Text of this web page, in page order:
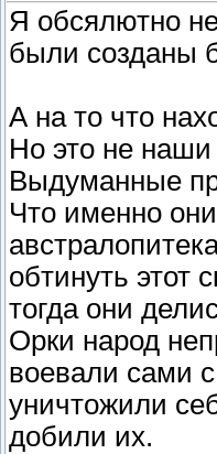
Я обсялютно
были созданы
А на то что
Но это не наши
Выдуманные
Что именно
обтинуть этот
тогда они
Орки народ
воевали сами
уничтожили
добили их.